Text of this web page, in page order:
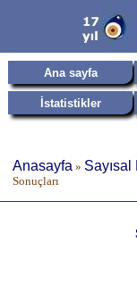
Ana sayfa
İstatistikler
Anasayfa » Sayısal
Sonuçları